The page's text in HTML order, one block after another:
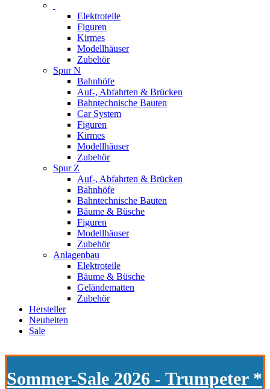
Elektroteile
Figuren
Kirmes
Modellhäuser
Zubehör
Spur N
Bahnhöfe
Auf-, Abfahrten & Brücken
Bahntechnische Bauten
Car System
Figuren
Kirmes
Modellhäuser
Zubehör
Spur Z
Auf-, Abfahrten & Brücken
Bahnhöfe
Bahntechnische Bauten
Bäume & Büsche
Figuren
Modellhäuser
Zubehör
Anlagenbau
Elektroteile
Bäume & Büsche
Geländematten
Zubehör
Hersteller
Neuheiten
Sale
Sommer-Sale 2026 - Trumpeter *